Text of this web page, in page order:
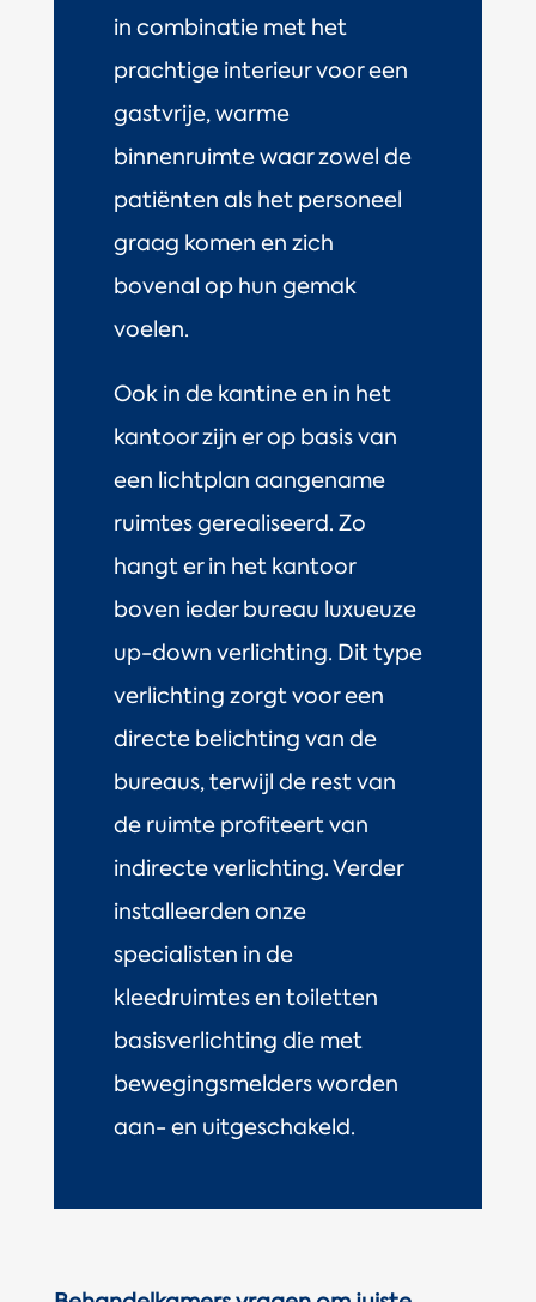
in combinatie met het
prachtige interieur voor een
gastvrije, warme
binnenruimte waar zowel de
patiënten als het personeel
graag komen en zich
bovenal op hun gemak
voelen.
Ook in de kantine en in het
kantoor zijn er op basis van
een lichtplan aangename
ruimtes gerealiseerd. Zo
hangt er in het kantoor
boven ieder bureau luxueuze
up-down verlichting. Dit type
verlichting zorgt voor een
directe belichting van de
bureaus, terwijl de rest van
de ruimte profiteert van
indirecte verlichting. Verder
installeerden onze
specialisten in de
kleedruimtes en toiletten
basisverlichting die met
bewegingsmelders worden
aan- en uitgeschakeld.